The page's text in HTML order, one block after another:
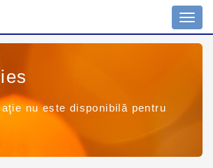
nu este disponibilă pentru